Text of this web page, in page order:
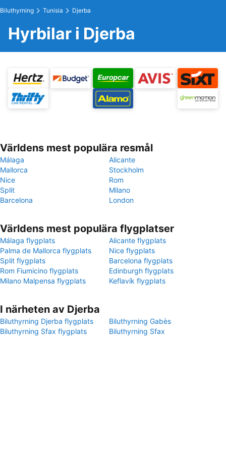
Biluthyrning Tunisia Djerba
Hyrbilar i Djerba
Världens mest populära resmål
Málaga
Alicante
Mallorca
Stockholm
Nice
Rom
Split
Milano
Barcelona
London
Världens mest populära flygplatser
Málaga flygplats
Alicante flygplats
Palma de Mallorca flygplats
Nice flygplats
Split flygplats
Barcelona flygplats
Rom Fiumicino flygplats
Edinburgh flygplats
Milano Malpensa flygplats
Keflavík flygplats
I närheten av Djerba
Biluthyrning Djerba flygplats
Biluthyrning Gabès
Biluthyrning Sfax flygplats
Biluthyrning Sfax